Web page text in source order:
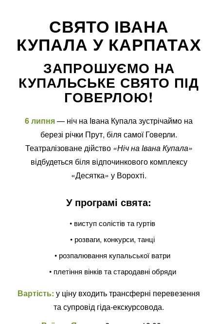
СВЯТО ІВАНА
КУПАЛА У КАРПАТАХ
ЗАПРОШУЄМО НА
КУПАЛЬСЬКЕ СВЯТО ПІД
ГОВЕРЛОЮ!
6 липня— ніч на Івана Купала зустрічаймо на
березі річки Прут, біля самої Говерли.
Театралізоване дійство «Ніч на Івана Купала»
відбудеться біля відпочинкового комплексу
«Десятка» у Ворохті.
У програмі свята:
• виступ солістів та гуртів
• розваги, конкурси, танці
• розпалювання купальської ватри
• плетіння вінків та стародавні обряди
Вартість: у ціну входить трансферні перевезення
та супровід гіда-екскурсовода.